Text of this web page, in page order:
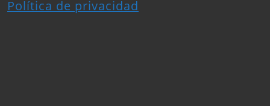
Política de privacidad